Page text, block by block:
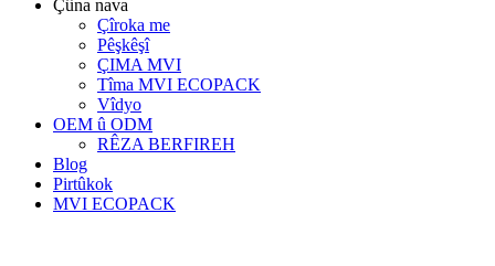
Çûna nava
Çîroka me
Pêşkêşî
ÇIMA MVI
Tîma MVI ECOPACK
Vîdyo
OEM û ODM
RÊZA BERFIREH
Blog
Pirtûkok
MVI ECOPACK